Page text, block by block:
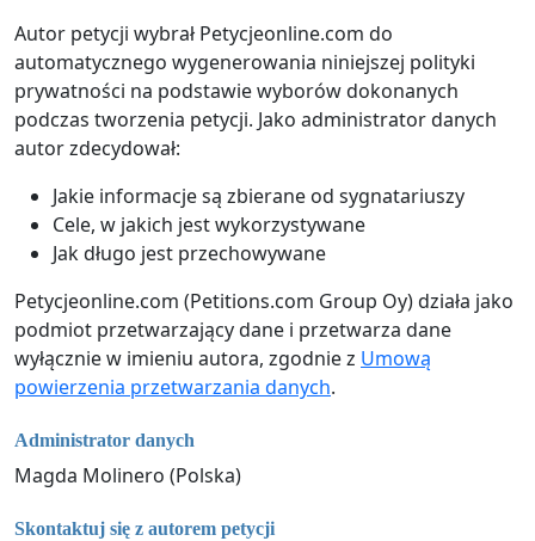
Autor petycji wybrał Petycjeonline.com do
automatycznego wygenerowania niniejszej polityki
prywatności na podstawie wyborów dokonanych
podczas tworzenia petycji. Jako administrator danych
autor zdecydował:
Jakie informacje są zbierane od sygnatariuszy
Cele, w jakich jest wykorzystywane
Jak długo jest przechowywane
Petycjeonline.com (Petitions.com Group Oy) działa jako
podmiot przetwarzający dane i przetwarza dane
wyłącznie w imieniu autora, zgodnie z Umową
powierzenia przetwarzania danych.
Administrator danych
Magda Molinero (Polska)
Skontaktuj się z autorem petycji